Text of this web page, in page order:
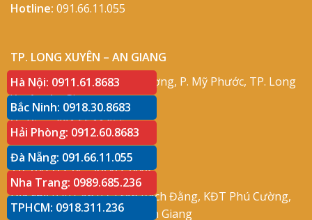
Hotline: 091.66.11.055
TP. LONG XUYÊN – AN GIANG
Địa chỉ: Số 417 Phạm Cự Lượng, P. Mỹ Phước, TP. Long
Xuyên, An Giang
Hotline:091.66.11.055
TP. RẠCH GIÁ – KIÊN GIANG
Địa chỉ:P30 Căn 07 Trần Bạch Đằng, KĐT Phú Cường,
P. An Hòa, TP. Rạch Giá, Kiên Giang
Hà Nội: 0911.61.8683
Bắc Ninh: 0918.30.8683
Hải Phòng: 0912.60.8683
Đà Nẵng: 091.66.11.055
Nha Trang: 0989.685.236
TPHCM: 0918.311.236